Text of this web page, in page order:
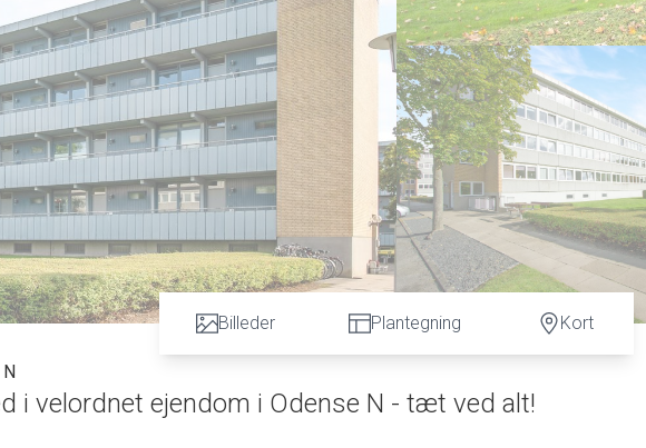
Billeder Plantegning Kort
i velordnet ejendom i Odense N - tæt ved alt!